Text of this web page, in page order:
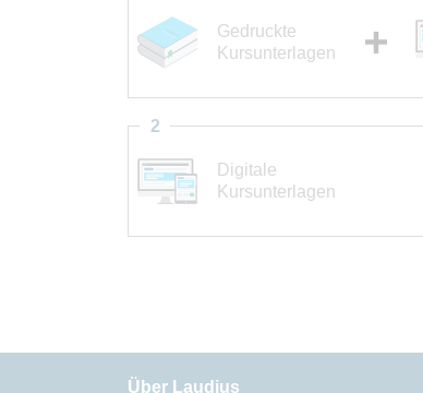
Gedruckte
Kursunterlagen
Digitale
Kursunterlagen
2
Über Laudius